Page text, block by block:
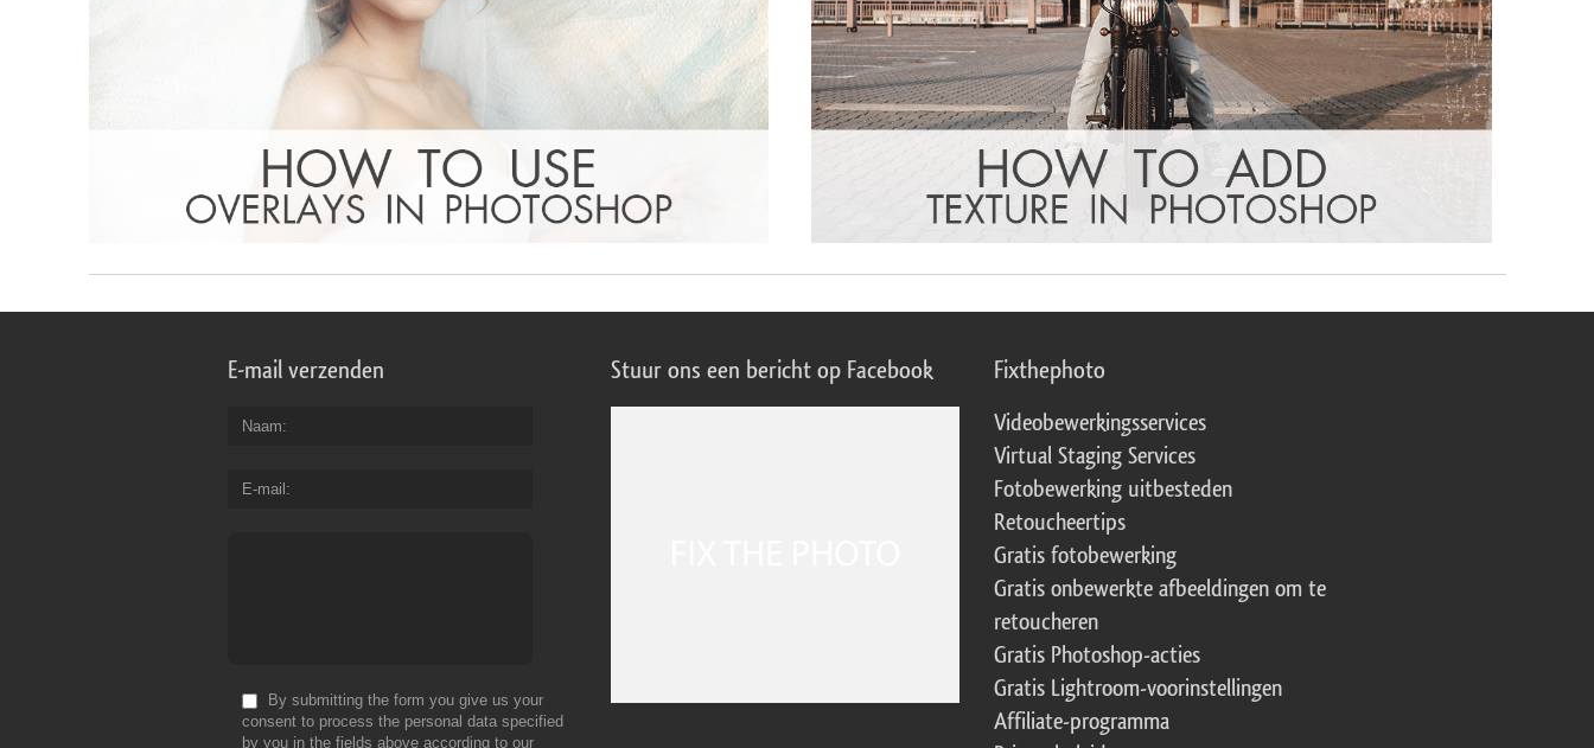
E-mail verzenden
Naam
E-mail
By submitting the form you give us your
consent to process the personal data specified
by you in the fields above according to our
Stuur ons een bericht op Facebook Fixthephoto
Videobewerkingsservices
Virtual Staging Services
Fotobewerking uitbesteden
Retoucheertips
Gratis fotobewerking
Gratis onbewerkte afbeeldingen om te
retoucheren
Gratis Photoshop-acties
Gratis Lightroom-voorinstellingen
Affiliate-programma